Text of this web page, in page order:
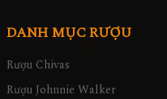
DANH MỤC RƯỢU
Rượu Chivas
Rượu Johnnie Walker